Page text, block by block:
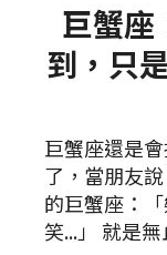
巨蟹座
到，只
巨蟹座還是
了，當朋友
的巨蟹座：
笑...」 就是